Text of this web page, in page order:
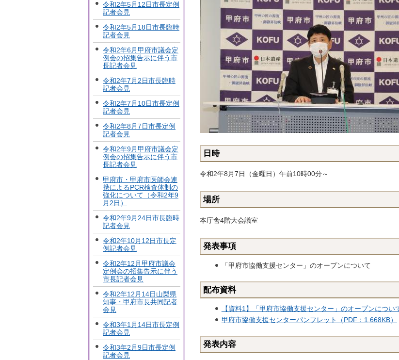
令和2年5月12日市長定例
記者会見
令和2年5月18日市長臨時
記者会見
令和2年6月甲府市議会定
例会の招集告示に伴う市
長記者会見
令和2年7月2日市長臨時
記者会見
令和2年7月10日市長定例
記者会見
令和2年8月7日市長定例
記者会見
令和2年9月甲府市議会定
例会の招集告示に伴う市
長記者会見
甲府市・甲府市医師会連
携によるPCR検査体制の
強化について（令和2年9
月2日）
令和2年9月24日市長臨時
記者会見
令和2年10月12日市長定
例記者会見
令和2年12月甲府市議会
定例会の招集告示に伴う
市長記者会見
令和2年12月14日山梨県
知事・甲府市長共同記者
会見
令和3年1月14日市長定例
記者会見
令和3年2月9日市長定例
記者会見
日時
令和2年8月7日（金曜日）午前10時00分～
場所
本庁舎4階大会議室
発表事項
「甲府市協働支援センター」のオープンについて
配布資料
【資料1】「甲府市協働支援センター」のオープンについ
甲府市協働支援センターパンフレット（PDF：1,668KB）
発表内容